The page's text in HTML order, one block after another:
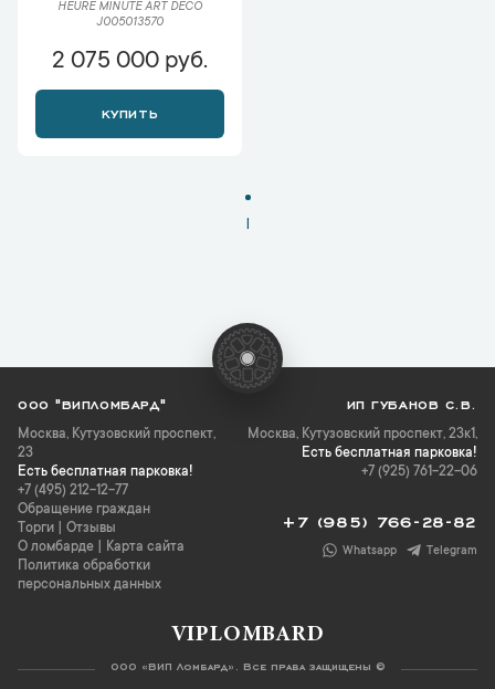
HEURE MINUTE ART DECO
J005013570
2 075 000 руб.
КУПИТЬ
1
ООО "ВИПЛОМБАРД"
Москва, Кутузовский проспект,
23
Есть бесплатная парковка!
+7 (495) 212-12-77
Обращение граждан
Торги
Отзывы
О ломбарде
Карта сайта
Политика обработки
персональных данных
ИП ГУБАНОВ С.В.
Москва, Кутузовский проспект, 23к1,
Есть бесплатная парковка!
+7 (925) 761-22-06
+7 (985) 766-28-82
Whatsapp Telegram
VIPLOMBARD
ООО «ВИП Ломбард». Все права защищены ©